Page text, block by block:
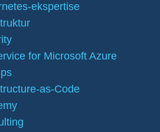
ekspertise
for Microsoft Azure
as-Code